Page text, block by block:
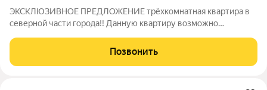
ЭКСКЛЮЗИВНОЕ ПРЕДЛОЖЕНИЕ трёхкомнатная квартира в
северной части города!! Данную кваpтиру возможно
МНОГОДЕТНЫХ семей есть возможность приобрести
квартиру БЕЗ ПЕРВОНАЧАЛЬНОГО ВЗНОСА! О ДОМЕ:
Позвонить